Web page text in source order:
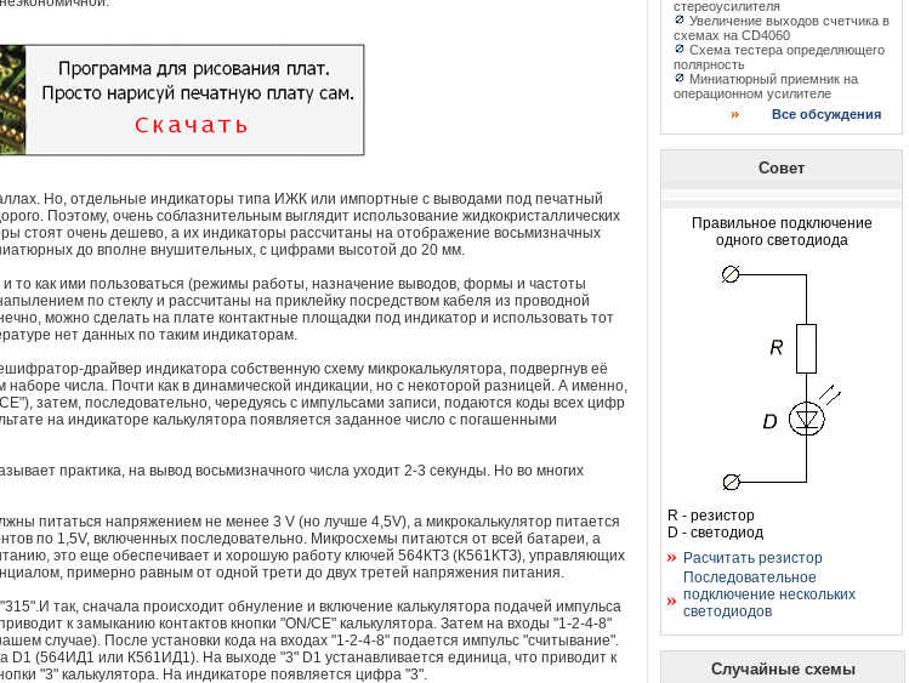
Но, отдельные индикаторы типа ИЖК или импортные с выводами под печатный
Поэтому, очень соблазнительным выглядит использование жидкокристаллических
стоят очень дешево, а их индикаторы рассчитаны на отображение восьмизначных
до вполне внушительных, с цифрами высотой до 20 мм.
и то как ими пользоваться (режимы работы, назначение выводов, формы и частоты
по стеклу и рассчитаны на приклейку посредством кабеля из проводной
можно сделать на плате контактные площадки под индикатор и использовать тот
нет данных по таким индикаторам.
драйвер индикатора собственную схему микрокалькулятора, подвергнув её
числа. Почти как в динамической индикации, но с некоторой разницей. А именно,
затем, последовательно, чередуясь с импульсами записи, подаются коды всех цифр
на индикаторе калькулятора появляется заданное число с погашенными
практика, на вывод восьмизначного числа уходит 2-3 секунды. Но во многих
питаться напряжением не менее 3 V (но лучше 4,5V), а микрокалькулятор питается
по 1,5V, включенных последовательно. Микросхемы питаются от всей батареи, а
это еще обеспечивает и хорошую работу ключей 564КТЗ (К561КТЗ), управляющих
примерно равным от одной трети до двух третей напряжения питания.
так, сначала происходит обнуление и включение калькулятора подачей импульса
к замыканию контактов кнопки "ON/СЕ" калькулятора. Затем на входы "1-2-4-8"
случае). После установки кода на входах "1-2-4-8" подается импульс "считывание".
(564ИД1 или К561ИД1). На выходе "3" D1 устанавливается единица, что приводит к
"3" калькулятора. На индикаторе появляется цифра "3".
стереоусилителя
Увеличение выходов счетчика в
схемах на CD4060
Схема тестера определяющего
полярность
Миниатюрный приемник на
операционном усилителе
Все обсуждения
Совет
Правильное подключение
одного светодиода
R - резистор
D - светодиод
Расчитать резистор
Последовательное
подключение нескольких
светодиодов
Случайные схемы